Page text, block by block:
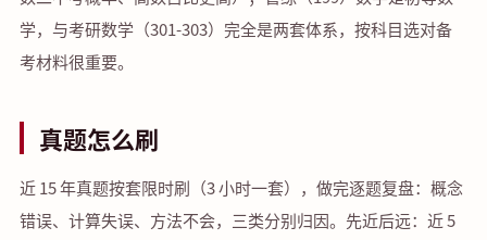
学，与考研数学（301-303）完全是两套体系，按科目选对备
考材料很重要。
真题怎么刷
近 15 年真题按套限时刷（3 小时一套），做完逐题复盘：概念
错误、计算失误、方法不会，三类分别归因。先近后远：近 5